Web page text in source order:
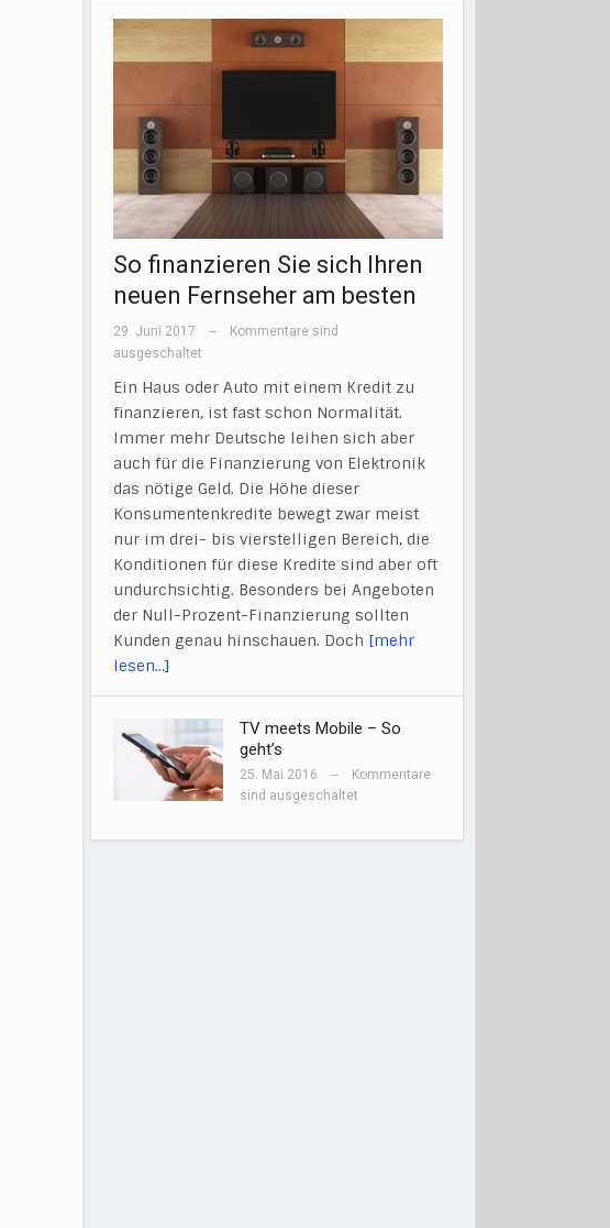
So finanzieren Sie sich Ihren
neuen Fernseher am besten
29. Juni 2017 —
Kommentare sind
ausgeschaltet
Ein Haus oder Auto mit einem Kredit zu
finanzieren, ist fast schon Normalität.
Immer mehr Deutsche leihen sich aber
auch für die Finanzierung von Elektronik
das nötige Geld. Die Höhe dieser
Konsumentenkredite bewegt zwar meist
nur im drei- bis vierstelligen Bereich, die
Konditionen für diese Kredite sind aber oft
undurchsichtig. Besonders bei Angeboten
der Null-Prozent-Finanzierung sollten
Kunden genau hinschauen. Doch [mehr
lesen…]
TV meets Mobile – So
geht’s
25. Mai 2016 —
Kommentare
sind ausgeschaltet